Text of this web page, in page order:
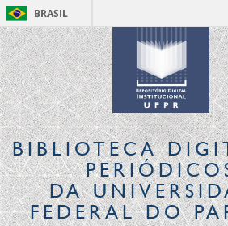
BRASIL
BIBLIOTECA
DA
FEDERAL DO